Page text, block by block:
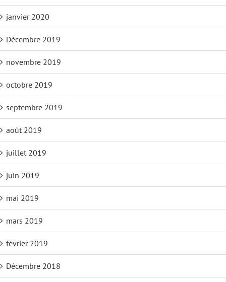
janvier 2020
Décembre 2019
novembre 2019
octobre 2019
septembre 2019
août 2019
juillet 2019
juin 2019
mai 2019
mars 2019
février 2019
Décembre 2018